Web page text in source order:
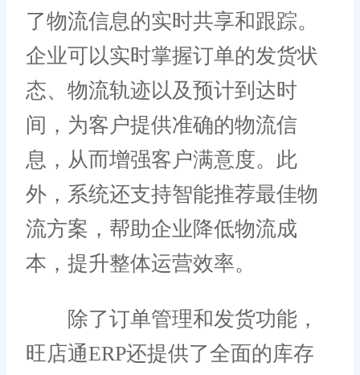
了物流信息的实时共享和跟踪。
企业可以实时掌握订单的发货状
态、物流轨迹以及预计到达时
间，为客户提供准确的物流信
息，从而增强客户满意度。此
外，系统还支持智能推荐最佳物
流方案，帮助企业降低物流成
本，提升整体运营效率。
除了订单管理和发货功能，
旺店通ERP还提供了全面的库存